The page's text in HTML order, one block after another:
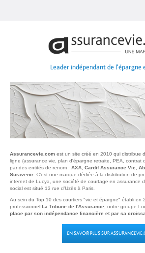
Leader indépendant de l'épargne
Assurancevie.com est un site créé en 2010 qui distribue
ligne (assurance vie, plan d'épargne retraite, PEA, contrat
par des entités de renom : AXA Cardif Assurance Vie
Suravenir . C’est une marque dédiée à la distribution de
internet de Lucya, une société de courtage en assurance
social est situé 13 rue d’Uzès à Paris.
Au sein du Top 10 des courtiers "vie et épargne" établi en
professionnel La Tribune de l'Assurance , notre groupe
place par son indépendance financière et par sa
EN SAVOIR PLUS SUR